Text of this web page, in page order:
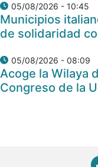
05/08/2026 - 10:45
Municipios
de solidaridad
05/08/2026 - 08:09
Acoge la Wilaya
Congreso de la